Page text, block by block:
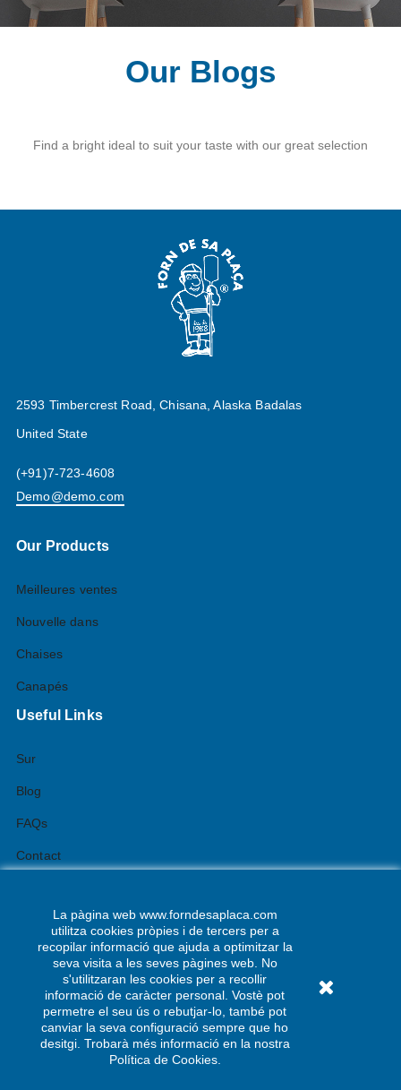
Our Blogs
Find a bright ideal to suit your taste with our great selection
2593 Timbercrest Road, Chisana, Alaska Badalas
United State
(+91)7-723-4608
Demo@demo.com
Our Products
Meilleures ventes
Nouvelle dans
Chaises
Canapés
Useful Links
Sur
Blog
FAQs
Contact
Copyright © 2019Auros.All rights reserved.
La pàgina web www.forndesaplaca.com
utilitza cookies pròpies i de tercers per a
recopilar informació que ajuda a optimitzar la
seva visita a les seves pàgines web. No
s'utilitzaran les cookies per a recollir
informació de caràcter personal. Vostè pot
permetre el seu ús o rebutjar-lo, també pot
canviar la seva configuració sempre que ho
desitgi. Trobarà més informació en la nostra
Política de Cookies.
Aquesta web utilitza cookies pròpies i de tercers per
optimitzar i adaptar-se a la vostra navegació i les vostres
preferències, entre altres tasques.Més informació
ACCEPT